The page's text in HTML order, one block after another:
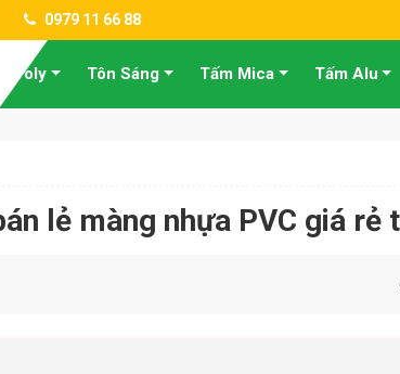
0979 11 66 88
Poly Tôn Sáng Tấm Mica Tấm Alu
lẻ màng nhựa PVC giá rẻ